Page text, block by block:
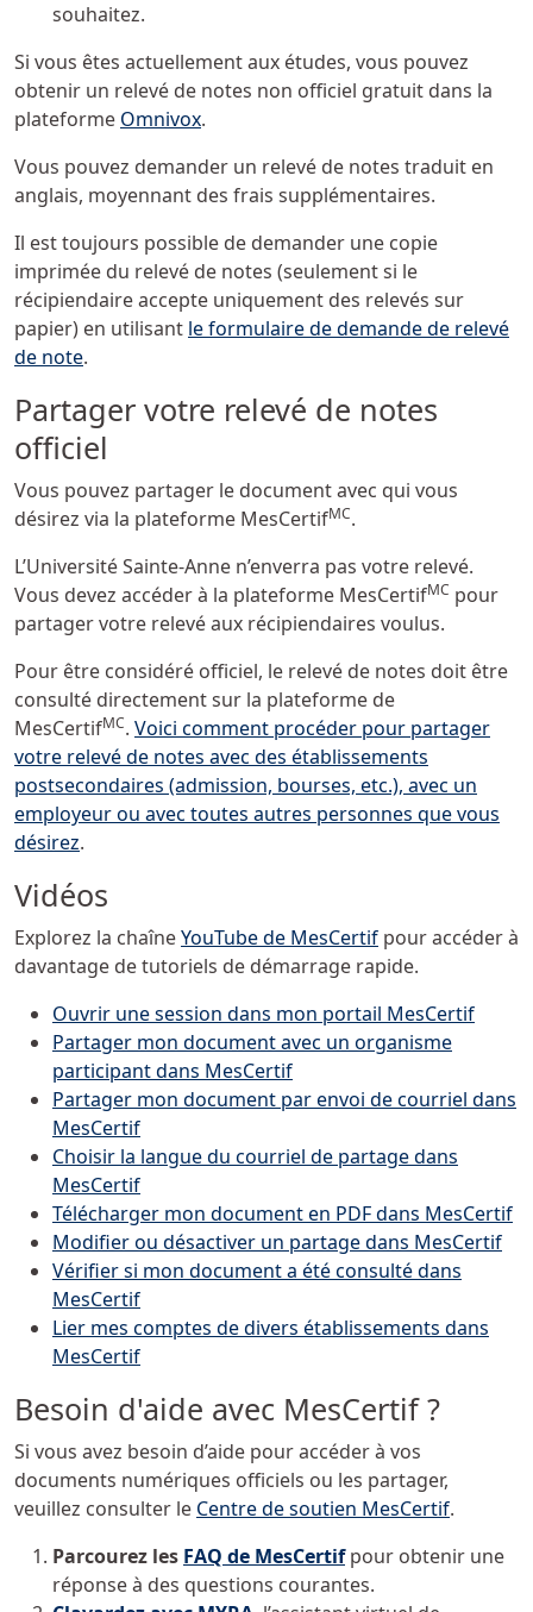
souhaitez.
Si vous êtes actuellement aux études, vous pouvez
obtenir un relevé de notes non officiel gratuit dans la
plateforme Omnivox.
Vous pouvez demander un relevé de notes traduit en
anglais, moyennant des frais supplémentaires.
Il est toujours possible de demander une copie
imprimée du relevé de notes (seulement si le
récipiendaire accepte uniquement des relevés sur
papier) en utilisant le formulaire de demande de relevé
de note.
Partager votre relevé de notes
officiel
Vous pouvez partager le document avec qui vous
désirez via la plateforme MesCertifMC.
L’Université Sainte-Anne n’enverra pas votre relevé.
Vous devez accéder à la plateforme MesCertifMC pour
partager votre relevé aux récipiendaires voulus.
Pour être considéré officiel, le relevé de notes doit être
consulté directement sur la plateforme de
MesCertifMC. Voici comment procéder pour partager
votre relevé de notes avec des établissements
postsecondaires (admission, bourses, etc.), avec un
employeur ou avec toutes autres personnes que vous
désirez.
Vidéos
Explorez la chaîneYouTube de MesCertif pour accéder à
davantage de tutoriels de démarrage rapide.
Ouvrir une session dans mon portail MesCertif
Partager mon document avec un organisme
participant dans MesCertif
Partager mon document par envoi de courriel dans
MesCertif
Choisir la langue du courriel de partage dans
MesCertif
Télécharger mon document en PDF dans MesCertif
Modifier ou désactiver un partage dans MesCertif
Vérifier si mon document a été consulté dans
MesCertif
Lier mes comptes de divers établissements dans
MesCertif
Besoin d'aide avec MesCertif ?
Si vous avez besoin d’aide pour accéder à vos
documents numériques officiels ou les partager,
veuillez consulter le Centre de soutien MesCertif.
Parcourez les FAQ de MesCertifpour obtenir une
réponse à des questions courantes.